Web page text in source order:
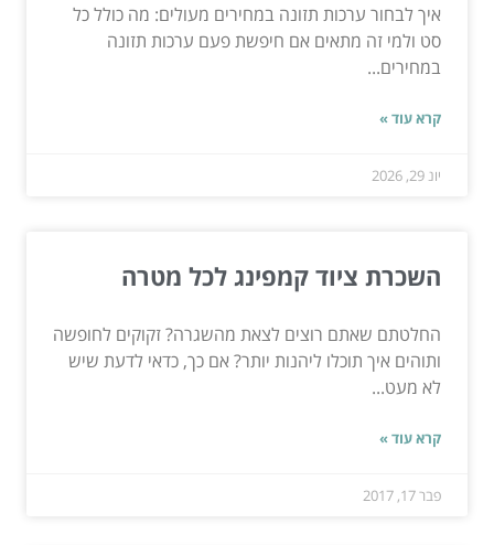
איך לבחור ערכות תזונה במחירים מעולים: מה כולל כל
סט ולמי זה מתאים אם חיפשת פעם ערכות תזונה
במחירים...
קרא עוד »
יונ 29, 2026
השכרת ציוד קמפינג לכל מטרה
החלטתם שאתם רוצים לצאת מהשגרה? זקוקים לחופשה
ותוהים איך תוכלו ליהנות יותר? אם כך, כדאי לדעת שיש
לא מעט...
קרא עוד »
פבר 17, 2017